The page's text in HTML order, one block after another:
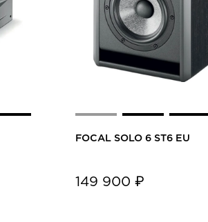
FOCAL SOLO 6 ST6 EU
149 900 ₽